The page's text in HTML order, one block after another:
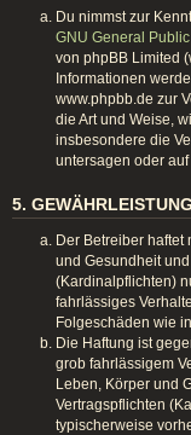
Du nimmst zur
GNU General
von phpBB Limited
Informationen
www.phpbb.de zur
die Art und Weise,
insbesondere die
untersagen oder
5. GEWÄHRLEISTUNG
Der Betreiber haftet
und Gesundheit
(Kardinalpflichten)
fahrlässiges
Folgeschäden wie
Die Haftung ist
grob fahrlässigem
Leben, Körper und
Vertragspflichten
typischerweise